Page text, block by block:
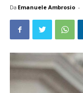
Da Emanuele Ambrosio -